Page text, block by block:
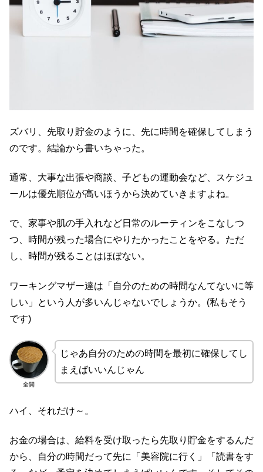
ズバリ、先取り貯金のように、先に時間を確保してしまう
のです。結論から書いちゃった。
通常、大事な出張や商談、子どもの運動会など、スケジュ
ールは優先順位が高いほうから決めていきますよね。
で、家事や肌の手入れなど日常のルーティンをこなしつ
つ、時間が残った場合にやりたかったことをやる。ただ
し、時間が残ることはほぼない。
ワーキングマザー達は「自分のための時間なんてないに等
しい」という人が多いんじゃないでしょうか。(私もそう
です)
全開
じゃあ自分のための時間を最初に確保してし
まえばいいんじゃん
ハイ、それだけ～。
お金の場合は、給料を受け取ったら先取り貯金をするんだ
から、自分の時間だって先に「美容院に行く」「読書をす